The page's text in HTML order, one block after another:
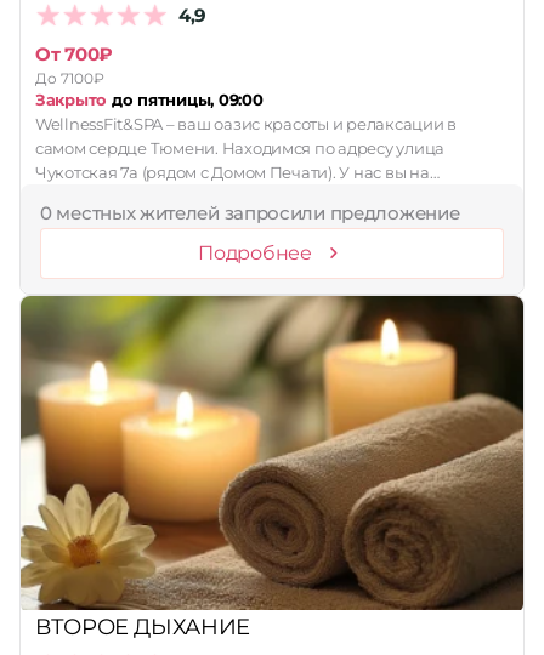
4,9
От 700₽
До 7100₽
Закрыто до пятницы, 09:00
WellnessFit&SPA – ваш оазис красоты и релаксации в
самом сердце Тюмени. Находимся по адресу улица
Чукотская 7а (рядом с Домом Печати). У нас вы на…
0 местных жителей запросили предложение
Подробнее
ВТОРОЕ ДЫХАНИЕ